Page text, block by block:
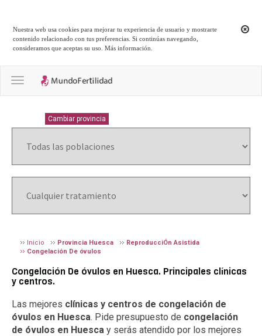
Nuestra web usa cookies para mejorar tu experiencia de usuario y mostrarte
contenido relacionado con tus preferencias. Si continúas navegando,
consideramos que aceptas su uso.Más información
Toggle navigation
Cambiar provincia
Inicio Provincia Huesca
ReproducciÓn Asistida
Congelación De óvulos
Congelación De óvulos en Huesca. Principales clínicas
y centros.
Las mejores clínicas y centros de congelación de
óvulos en Huesca. Pide presupuesto de congelación
de óvulos en Huesca y serás atendido por los mejores